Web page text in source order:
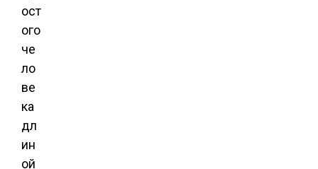
ост
ого
че
ло
ве
ка
дл
ин
ой